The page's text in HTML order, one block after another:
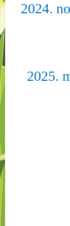
2024.
2025.